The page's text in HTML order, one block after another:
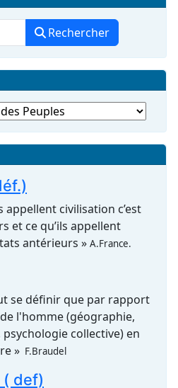
Rechercher
appellent civilisation c’est
et ce qu’ils appellent
antérieurs » A.France.
se définir que par rapport
l'homme (géographie,
collective) en
» F.Braudel
( def)